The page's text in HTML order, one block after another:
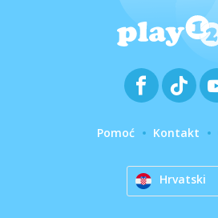
Pomoć Kontakt
Hrvatski